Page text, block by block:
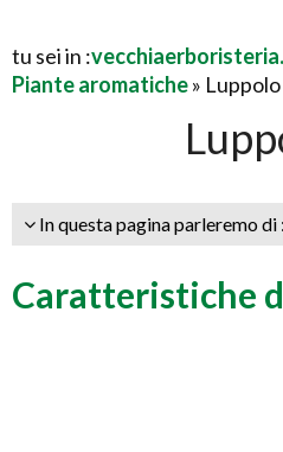
tu sei in :
Piante aromatiche» Luppolo
In questa pagina parleremo di :
Caratteristiche